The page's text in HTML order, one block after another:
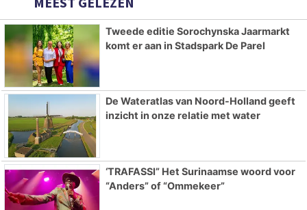
Tweede editie Sorochynska Jaarmarkt
komt er aan in Stadspark De Parel
De Wateratlas van Noord-Holland geeft
inzicht in onze relatie met water
‘TRAFASSI” Het Surinaamse woord voor
“Anders” of “Ommekeer”